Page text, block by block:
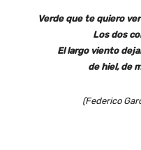
Verde que te quiero
Los dos
El largo viento
de hiel, de
(Federico